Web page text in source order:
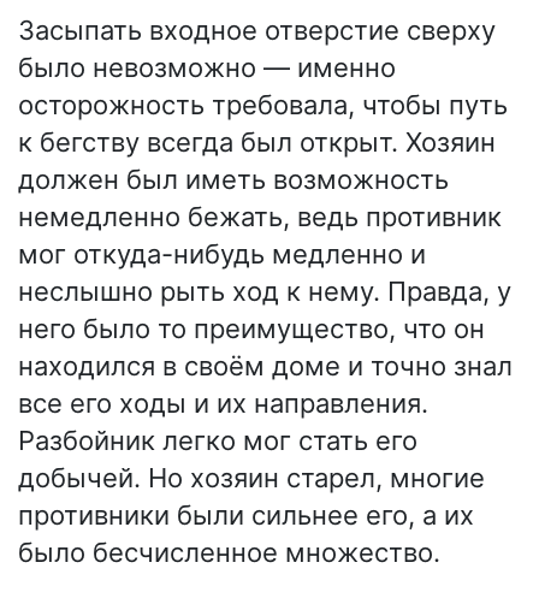
Засыпать входное отверстие сверху
было невозможно — именно
осторожность требовала, чтобы путь
к бегству всегда был открыт. Хозяин
должен был иметь возможность
немедленно бежать, ведь противник
мог откуда-нибудь медленно и
неслышно рыть ход к нему. Правда, у
него было то преимущество, что он
находился в своём доме и точно знал
все его ходы и их направления.
Разбойник легко мог стать его
добычей. Но хозяин старел, многие
противники были сильнее его, а их
было бесчисленное множество.